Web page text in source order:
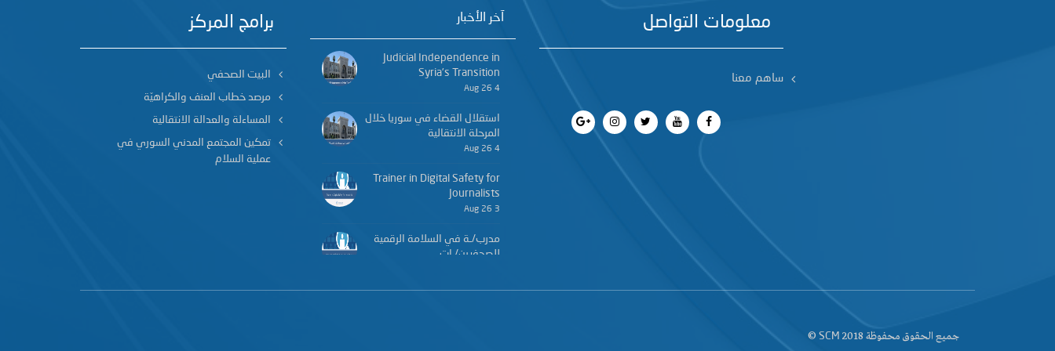
برامج المركز
البيت الصحفي
مرصد خطاب العنف والكراهيّة
المساءلة والعدالة الانتقالية
تمكين المجتمع المدني السوري في
عملية السلام
آخر الأخبار
Judicial Independence in
Syria’s Transition
4 Aug 26
استقلال القضاء في سوريا خلال
المرحلة الانتقالية
4 Aug 26
Trainer in Digital Safety for
Journalists
3 Aug 26
مدرب/ـة في السلامة الرقمية
للصحفيين/ـات
معلومات التواصل
ساهم معنا
جميع الحقوق محفوظة 2018 SCM
©